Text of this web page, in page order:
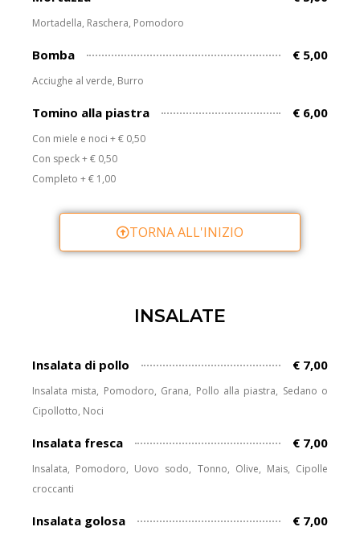
Mortadella, Raschera, Pomodoro
Bomba € 5,00
Acciughe al verde, Burro
Tomino alla piastra € 6,00
Con miele e noci + € 0,50
Con speck + € 0,50
Completo + € 1,00
TORNA ALL'INIZIO
INSALATE
Insalata di pollo € 7,00
Insalata mista, Pomodoro, Grana, Pollo alla piastra, Sedano o
Cipollotto, Noci
Insalata fresca € 7,00
Insalata, Pomodoro, Uovo sodo, Tonno, Olive, Mais, Cipolle
croccanti
Insalata golosa € 7,00